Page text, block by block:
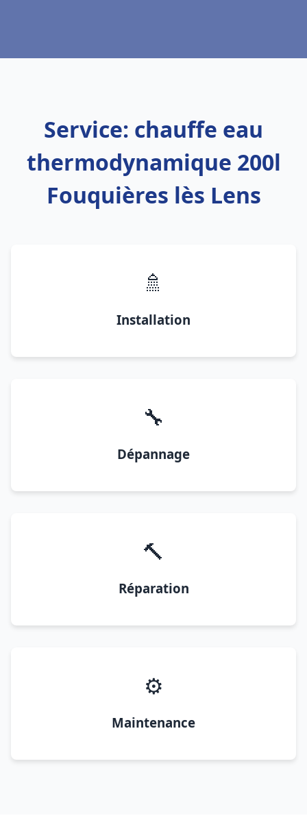
Service: chauffe eau
thermodynamique 200l
Fouquières lès Lens
🚿
Installation
🔧
Dépannage
🔨
Réparation
⚙️
Maintenance